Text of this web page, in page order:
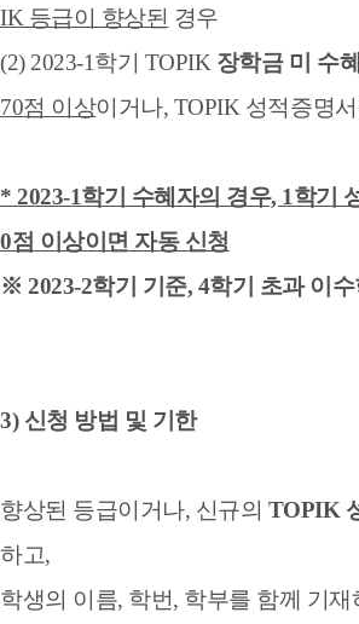
IK 등급이 향상된 경우
(2) 2023-1학기 TOPIK 장학금 미 수
70점 이상이거나, TOPIK 성적증명
* 2023-1학기 수혜자의 경우, 1학기
0점 이상이면 자동 신청
※ 2023-2학기 기준, 4학기 초과 이수
3) 신청 방법 및 기한
향상된 등급이거나, 신규의 TOPIK
하고,
학생의 이름, 학번, 학부를 함께 기재